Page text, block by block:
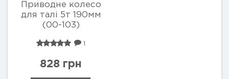
Приводне колесо
для талі 5т 190мм
(00-103)
1
828 грн